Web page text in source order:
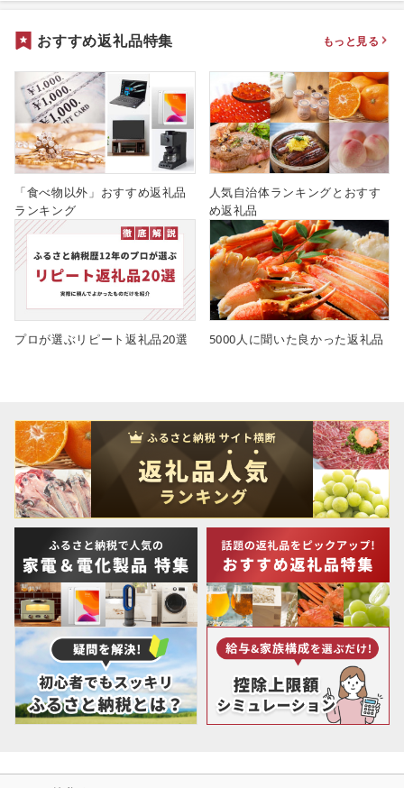
おすすめ返礼品特集 もっと見る
「食べ物以外」おすすめ返礼品
ランキング
人気自治体ランキングとおすす
め返礼品
プロが選ぶリピート返礼品20選 5000人に聞いた良かった返礼品